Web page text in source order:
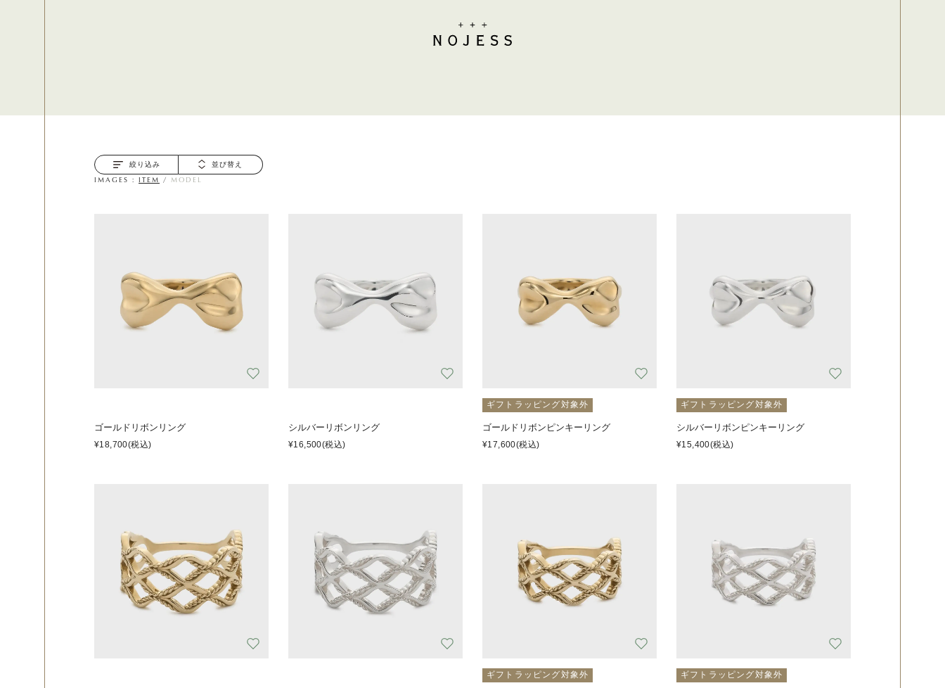
絞り込み 並び替え
IMAGES :ITEM /MODEL
ゴールドリボンリング
¥18,700(税込)
シルバーリボンリング
¥16,500(税込)
ギフトラッピング対象外
ゴールドリボンピンキーリング
¥17,600(税込)
ギフトラッピング対象外
シルバーリボンピンキーリング
¥15,400(税込)
ギフトラッピング対象外 ギフトラッピング対象外